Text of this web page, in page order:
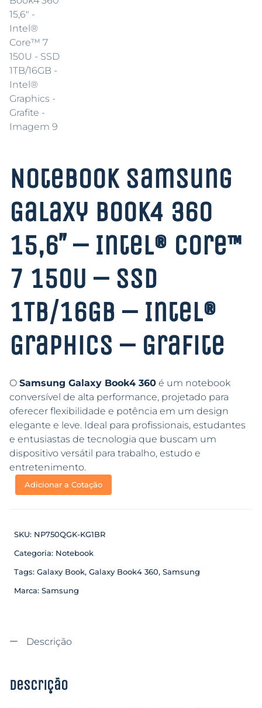
Notebook Samsung
Galaxy Book4 360
15,6″ – Intel® Core™
7 150U – SSD
1TB/16GB – Intel®
Graphics – Grafite
O Samsung Galaxy Book4 360 é um notebook
conversível de alta performance, projetado para
oferecer flexibilidade e potência em um design
elegante e leve. Ideal para profissionais, estudantes
e entusiastas de tecnologia que buscam um
dispositivo versátil para trabalho, estudo e
entretenimento.
Adicionar a Cotação
SKU: NP750QGK-KG1BR
Categoria: Notebook
Tags: Galaxy Book, Galaxy Book4 360, Samsung
Marca: Samsung
Descrição
Descrição